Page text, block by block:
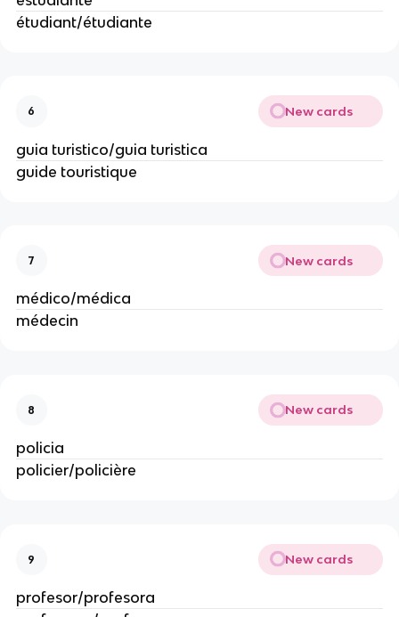
étudiant/étudiante
6 New cards
guia turistico/guia turistica
guide touristique
7 New cards
médico/médica
médecin
8 New cards
policia
policier/policière
9 New cards
profesor/profesora